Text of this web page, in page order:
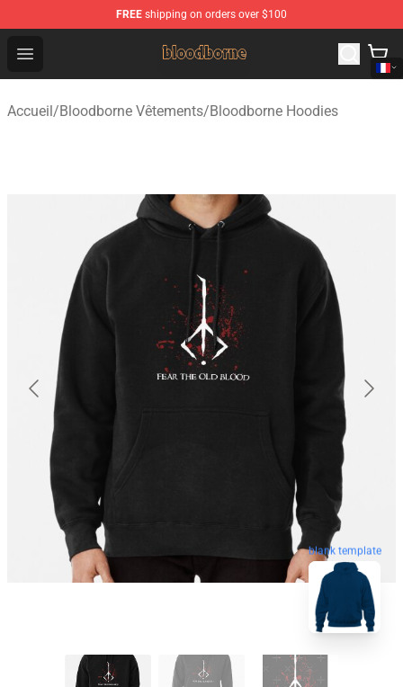
FREE shipping on orders over $100
Open menu
Bloodborne Shop - Official Bloodborne Merchandise
Accueil/Bloodborne Vêtements/Bloodborne Hoodies
blank template